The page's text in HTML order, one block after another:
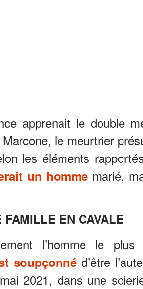
apprenait le double
le meurtrier
les éléments
un hommemarié,
FAMILLE EN CAVALE
l’homme le plus
soupçonné d’être
2021, dans une